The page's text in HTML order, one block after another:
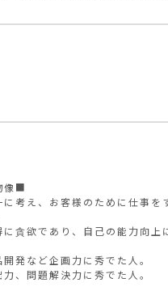
像■
考え、お客様のために仕事を
貪欲であり、自己の能力向上
発など企画力に秀でた人。
、問題解決力に秀でた人。